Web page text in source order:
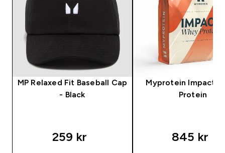
MP Relaxed Fit Baseball Cap
- Black
259 kr‎
Myprotein Impact
Protein
845 kr‎